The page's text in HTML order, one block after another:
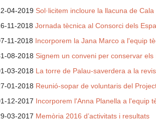
04-2019 Sol·licitem incloure la llacuna de
11-2018 Jornada tècnica al Consorci dels
11-2018 Incorporem la Jana Marco a l'equip
08-2018 Signem un conveni per conservar
03-2018 La torre de Palau-saverdera a la
01-2018 Reunió-sopar de voluntaris del
12-2017 Incorporem l'Anna Planella a l'equip
03-2017 Memòria 2016 d’activitats i resultats